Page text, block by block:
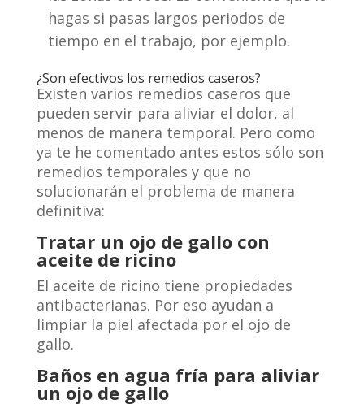
hagas si pasas largos periodos de
tiempo en el trabajo, por ejemplo.
¿Son efectivos los remedios caseros?
Existen varios remedios caseros que
pueden servir para aliviar el dolor, al
menos de manera temporal. Pero como
ya te he comentado antes estos sólo son
remedios temporales y que no
solucionarán el problema de manera
definitiva:
Tratar un ojo de gallo con
aceite de ricino
El aceite de ricino tiene propiedades
antibacterianas. Por eso ayudan a
limpiar la piel afectada por el ojo de
gallo.
Baños en agua fría para aliviar
un ojo de gallo